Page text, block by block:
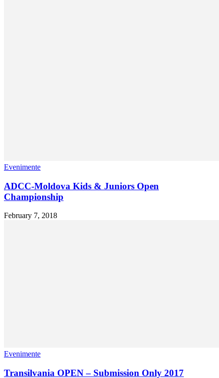
Evenimente
ADCC-Moldova Kids & Juniors Open
Championship
February 7, 2018
Evenimente
Transilvania OPEN – Submission Only 2017